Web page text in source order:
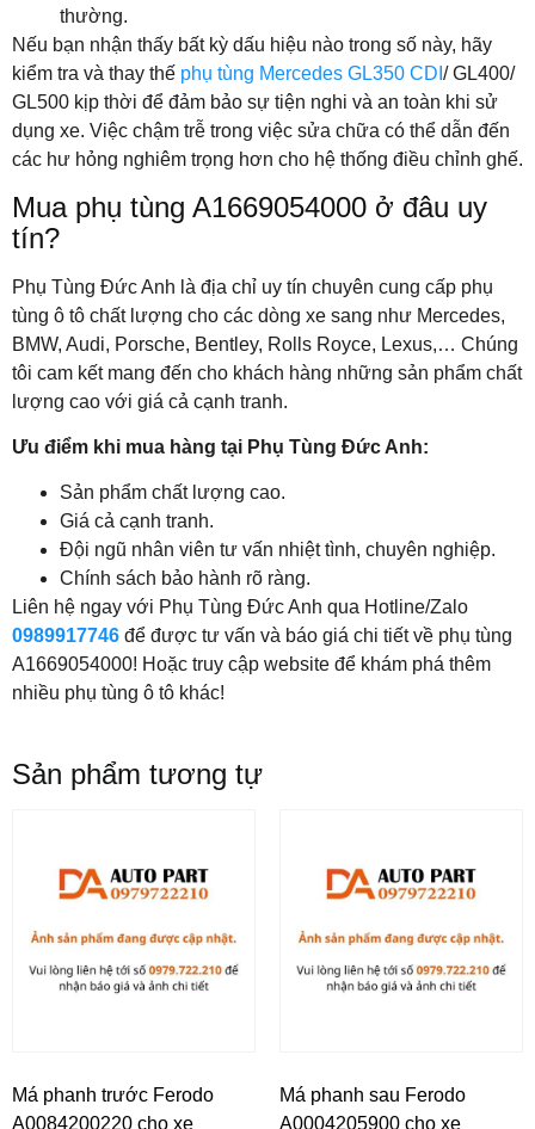
thường.
Nếu bạn nhận thấy bất kỳ dấu hiệu nào trong số này, hãy
kiểm tra và thay thế phụ tùng Mercedes GL350 CDI / GL400/
GL500 kịp thời để đảm bảo sự tiện nghi và an toàn khi sử
dụng xe. Việc chậm trễ trong việc sửa chữa có thể dẫn đến
các hư hỏng nghiêm trọng hơn cho hệ thống điều chỉnh ghế.
Mua phụ tùng A1669054000 ở đâu uy
tín?
Phụ Tùng Đức Anh là địa chỉ uy tín chuyên cung cấp phụ
tùng ô tô chất lượng cho các dòng xe sang như Mercedes,
BMW, Audi, Porsche, Bentley, Rolls Royce, Lexus,… Chúng
tôi cam kết mang đến cho khách hàng những sản phẩm chất
lượng cao với giá cả cạnh tranh.
Ưu điểm khi mua hàng tại Phụ Tùng Đức Anh:
Sản phẩm chất lượng cao.
Giá cả cạnh tranh.
Đội ngũ nhân viên tư vấn nhiệt tình, chuyên nghiệp.
Chính sách bảo hành rõ ràng.
Liên hệ ngay với Phụ Tùng Đức Anh qua Hotline/Zalo
0989917746 để được tư vấn và báo giá chi tiết về phụ tùng
A1669054000! Hoặc truy cập website để khám phá thêm
nhiều phụ tùng ô tô khác!
Sản phẩm tương tự
Má phanh trước Ferodo
A0084200220 cho xe
Má phanh sau Ferodo
A0004205900 cho xe